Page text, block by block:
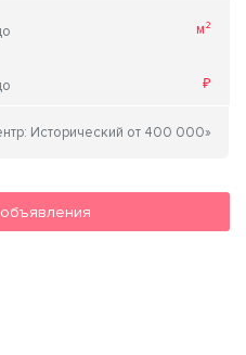
объявления